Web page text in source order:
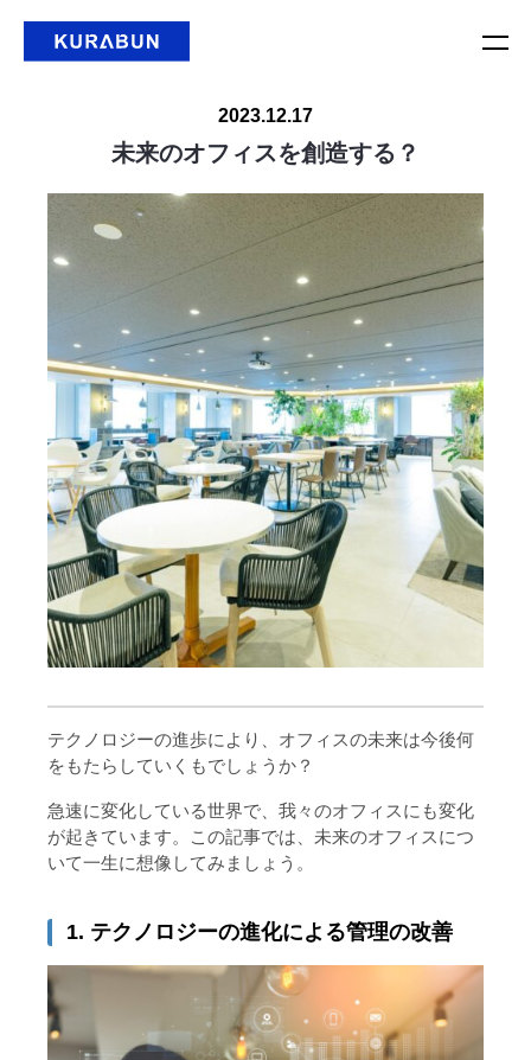
2023.12.17
未来のオフィスを創造する？
テクノロジーの進歩により、オフィスの未来は今後何
をもたらしていくもでしょうか？
急速に変化している世界で、我々のオフィスにも変化
が起きています。この記事では、未来のオフィスにつ
いて一生に想像してみましょう。
1. テクノロジーの進化による管理の改善